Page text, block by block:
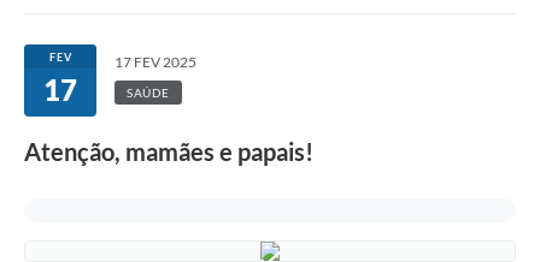
FEV
17
17 FEV 2025
SAÚDE
Atenção, mamães e papais!